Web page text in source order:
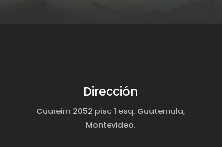
Dirección
Cuareim 2052 piso 1 esq. Guatemala,
Montevideo.